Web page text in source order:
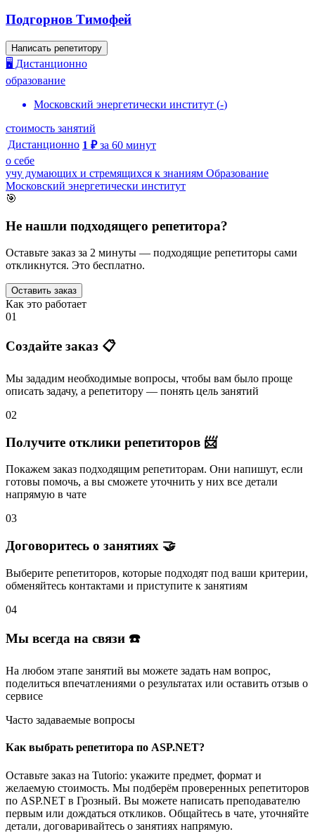
Подгорнов Тимофей
Написать репетитору
🖥️ Дистанционно
образование
Московский энергетически институт (-)
стоимость занятий
Дистанционно 1 ₽ за 60 минут
о себе
учу думающих и стремящихся к знаниям Образование
Московский энергетически институт
🎯
Не нашли подходящего репетитора?
Оставьте заказ за 2 минуты — подходящие репетиторы сами
откликнутся. Это бесплатно.
Оставить заказ
Как это работает
01
Создайте заказ 📋
Мы зададим необходимые вопросы, чтобы вам было проще
описать задачу, а репетитору — понять цель занятий
02
Получите отклики репетиторов 📨
Покажем заказ подходящим репетиторам. Они напишут, если
готовы помочь, а вы сможете уточнить у них все детали
напрямую в чате
03
Договоритесь о занятиях 🤝
Выберите репетиторов, которые подходят под ваши критерии,
обменяйтесь контактами и приступите к занятиям
04
Мы всегда на связи ☎️
На любом этапе занятий вы можете задать нам вопрос,
поделиться впечатлениями о результатах или оставить отзыв о
сервисе
Часто задаваемые вопросы
Как выбрать репетитора по ASP.NET?
Оставьте заказ на Tutorio: укажите предмет, формат и
желаемую стоимость. Мы подберём проверенных репетиторов
по ASP.NET в Грозный. Вы можете написать преподавателю
первым или дождаться откликов. Общайтесь в чате, уточняйте
детали, договаривайтесь о занятиях напрямую.